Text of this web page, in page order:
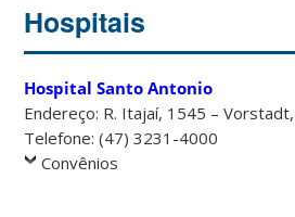
Hospitais
Hospital Santo Antonio
Endereço: R. Itajaí, 1545 – Vorstadt,
Telefone: (47) 3231-4000
Convênios